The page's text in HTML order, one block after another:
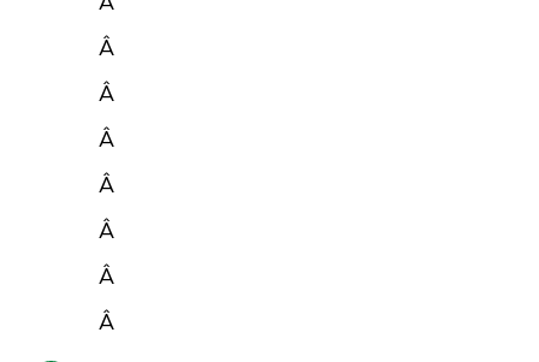
Â
Â
Â
Â
Â
Â
Â